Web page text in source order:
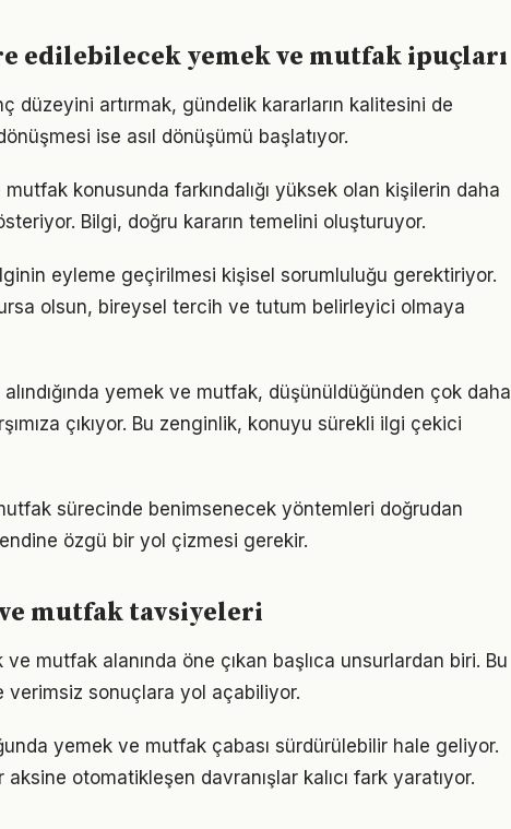
edilebilecek yemek ve mutfak ipuçları
düzeyini artırmak, gündelik kararların kalitesini de
ise asıl dönüşümü başlatıyor.
konusunda farkındalığı yüksek olan kişilerin daha
Bilgi, doğru kararın temelini oluşturuyor.
eyleme geçirilmesi kişisel sorumluluğu gerektiriyor.
olsun, bireysel tercih ve tutum belirleyici olmaya
yemek ve mutfak, düşünüldüğünden çok daha
çıkıyor. Bu zenginlik, konuyu sürekli ilgi çekici
sürecinde benimsenecek yöntemleri doğrudan
özgü bir yol çizmesi gerekir.
mutfak tavsiyeleri
mutfak alanında öne çıkan başlıca unsurlardan biri. Bu
verimsiz sonuçlara yol açabiliyor.
yemek ve mutfak çabası sürdürülebilir hale geliyor.
otomatikleşen davranışlar kalıcı fark yaratıyor.